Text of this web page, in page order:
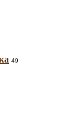
49